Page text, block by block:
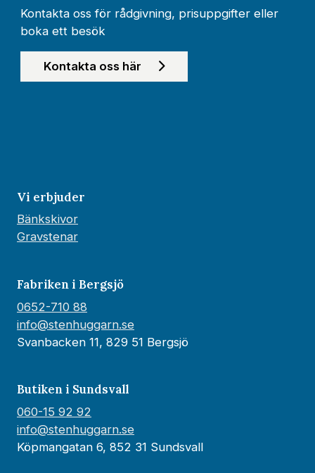
Kontakta oss för rådgivning, prisuppgifter eller
boka ett besök
Kontakta oss här
Vi erbjuder
Bänkskivor
Gravstenar
Fabriken i Bergsjö
0652-710 88
info@stenhuggarn.se
Svanbacken 11, 829 51 Bergsjö
Butiken i Sundsvall
060-15 92 92
info@stenhuggarn.se
Köpmangatan 6, 852 31 Sundsvall